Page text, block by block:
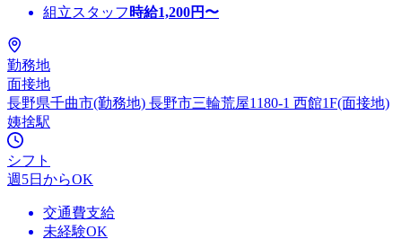
組立スタッフ 時給1,200円〜
勤務地
面接地
長野県千曲市(勤務地) 長野市三輪荒屋1180-1 西館1F(面接地)
姨捨駅
シフト
週5日からOK
交通費支給
未経験OK